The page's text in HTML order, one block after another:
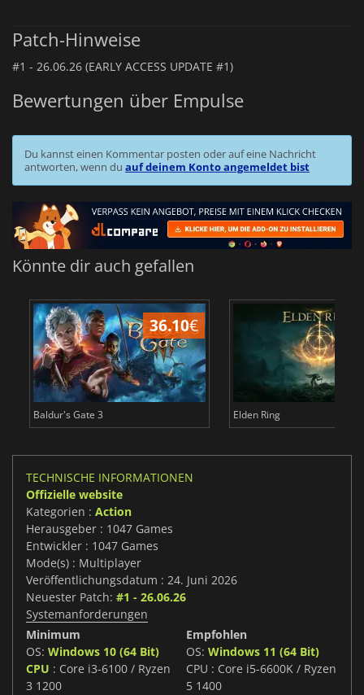
Patch-Hinweise
#1 - 26.06.26 (EARLY ACCESS UPDATE #1)
Bewertungen über Empulse
Du kannst einen Kommentar posten oder auf eine Nachricht
antworten, wenn du auf deinem Konto angemeldet bist
Könnte dir auch gefallen
36.10€
Baldur's Gate 3 Elden Ring
TECHNISCHE INFORMATIONEN
Offizielle website
Kategorien : Action
Herausgeber : 1047 Games
Entwickler : 1047 Games
Mode(s) : Multiplayer
Veröffentlichungsdatum : 24. Juni 2026
Neuester Patch: #1 - 26.06.26
Systemanforderungen
Minimum
OS: Windows 10 (64 Bit)
CPU : Core i3-6100 / Ryzen
3 1200
Empfohlen
OS: Windows 11 (64 Bit)
CPU : Core i5-6600K / Ryzen
5 1400